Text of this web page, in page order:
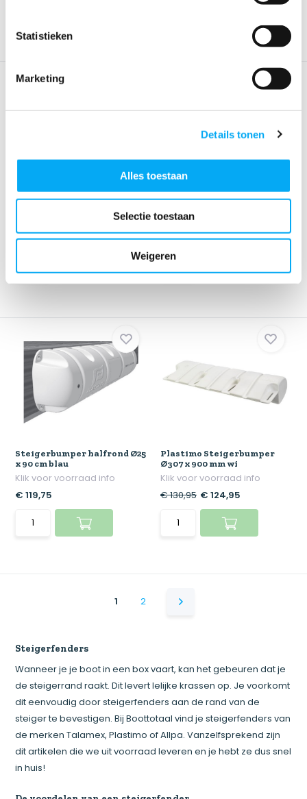
Statistieken
Marketing
Details tonen
Alles toestaan
Selectie toestaan
Weigeren
Steigerbumper halfrond
Klik voor voorraad info
€ 51,35
Steigerbumper halfrond Ø25
Klik voor voorraad info
€ 109,90
Steigerbumper halfrond Ø25
x 90 cm blau
Klik voor voorraad info
€ 119,75
Plastimo Steigerbumper
Ø307 x 900 mm wi
Klik voor voorraad info
€ 130,95 € 124,95
1 2
Steigerfenders
Wanneer je je boot in een box vaart, kan het gebeuren dat je
de steigerrand raakt. Dit levert lelijke krassen op. Je voorkomt
dit eenvoudig door steigerfenders aan de rand van de
steiger te bevestigen. Bij Boottotaal vind je steigerfenders van
de merken Talamex, Plastimo of Allpa. Vanzelfsprekend zijn
dit artikelen die we uit voorraad leveren en je hebt ze dus snel
in huis!